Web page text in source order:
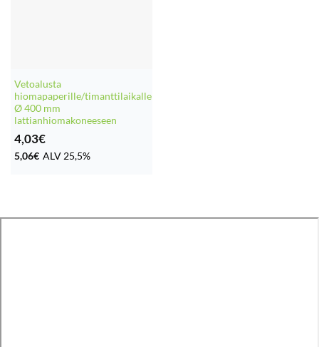
Vetoalusta
hiomapaperille/timanttilaikalle
Ø 400 mm
lattianhiomakoneeseen
4,03€
5,06€ ALV 25,5%